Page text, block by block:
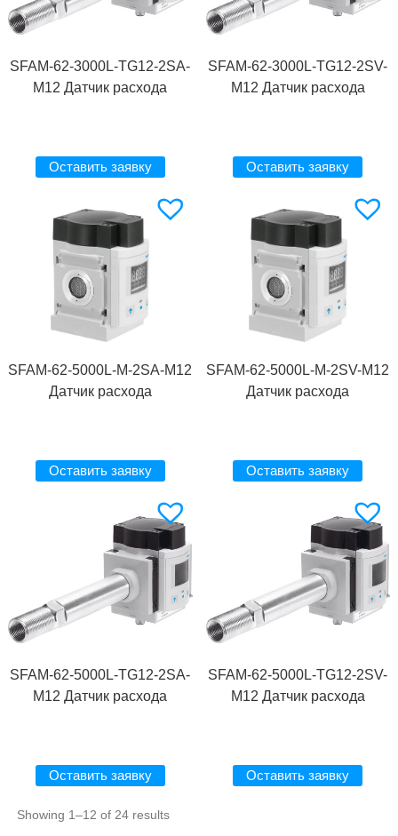
SFAM-62-3000L-TG12-2SA-
M12 Датчик расхода
Оставить заявку
SFAM-62-3000L-TG12-2SV-
M12 Датчик расхода
Оставить заявку
SFAM-62-5000L-M-2SA-M12
Датчик расхода
Оставить заявку
SFAM-62-5000L-M-2SV-M12
Датчик расхода
Оставить заявку
SFAM-62-5000L-TG12-2SA-
M12 Датчик расхода
Оставить заявку
SFAM-62-5000L-TG12-2SV-
M12 Датчик расхода
Оставить заявку
Showing 1–12 of 24 results